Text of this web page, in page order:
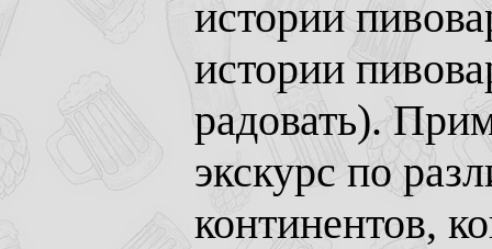
истории
истории
радовать).
экскурс по
континентов,